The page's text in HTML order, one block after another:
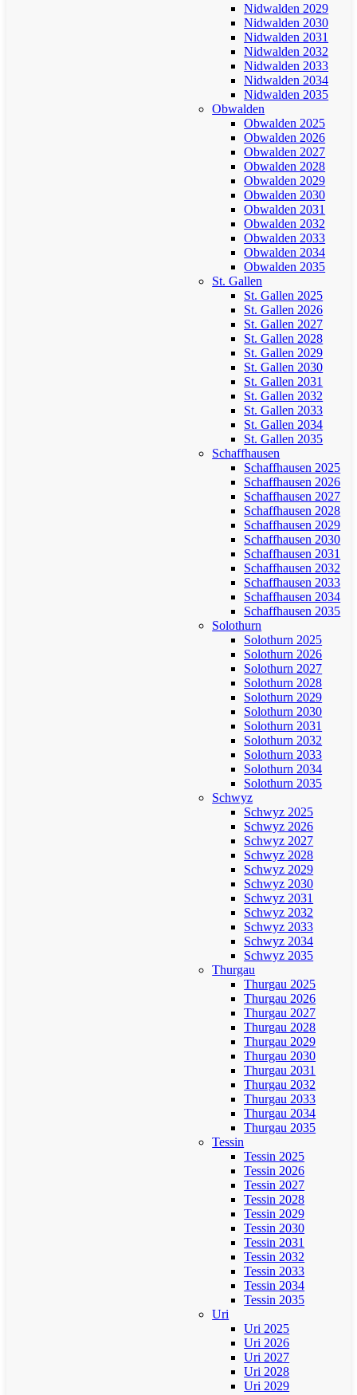
Nidwalden 2029
Nidwalden 2030
Nidwalden 2031
Nidwalden 2032
Nidwalden 2033
Nidwalden 2034
Nidwalden 2035
Obwalden
Obwalden 2025
Obwalden 2026
Obwalden 2027
Obwalden 2028
Obwalden 2029
Obwalden 2030
Obwalden 2031
Obwalden 2032
Obwalden 2033
Obwalden 2034
Obwalden 2035
St. Gallen
St. Gallen 2025
St. Gallen 2026
St. Gallen 2027
St. Gallen 2028
St. Gallen 2029
St. Gallen 2030
St. Gallen 2031
St. Gallen 2032
St. Gallen 2033
St. Gallen 2034
St. Gallen 2035
Schaffhausen
Schaffhausen 2025
Schaffhausen 2026
Schaffhausen 2027
Schaffhausen 2028
Schaffhausen 2029
Schaffhausen 2030
Schaffhausen 2031
Schaffhausen 2032
Schaffhausen 2033
Schaffhausen 2034
Schaffhausen 2035
Solothurn
Solothurn 2025
Solothurn 2026
Solothurn 2027
Solothurn 2028
Solothurn 2029
Solothurn 2030
Solothurn 2031
Solothurn 2032
Solothurn 2033
Solothurn 2034
Solothurn 2035
Schwyz
Schwyz 2025
Schwyz 2026
Schwyz 2027
Schwyz 2028
Schwyz 2029
Schwyz 2030
Schwyz 2031
Schwyz 2032
Schwyz 2033
Schwyz 2034
Schwyz 2035
Thurgau
Thurgau 2025
Thurgau 2026
Thurgau 2027
Thurgau 2028
Thurgau 2029
Thurgau 2030
Thurgau 2031
Thurgau 2032
Thurgau 2033
Thurgau 2034
Thurgau 2035
Tessin
Tessin 2025
Tessin 2026
Tessin 2027
Tessin 2028
Tessin 2029
Tessin 2030
Tessin 2031
Tessin 2032
Tessin 2033
Tessin 2034
Tessin 2035
Uri
Uri 2025
Uri 2026
Uri 2027
Uri 2028
Uri 2029